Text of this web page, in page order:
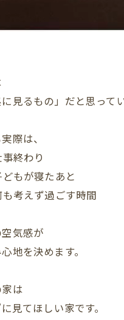
に見るもの」だと思って
際は、
終わり
もが寝たあと
考えず過ごす時間
気感が
地を決めます。
は
見てほしい家です。